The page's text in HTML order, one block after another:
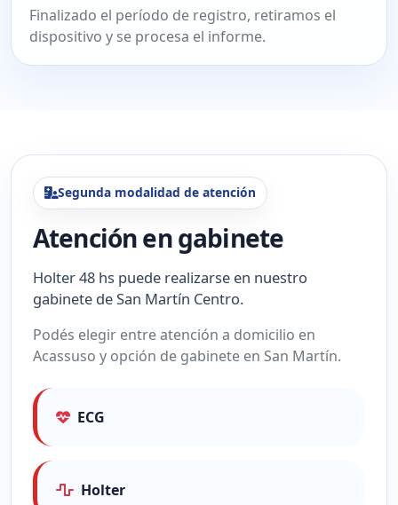
Finalizado el período de registro, retiramos el
dispositivo y se procesa el informe.
Segunda modalidad de atención
Atención en gabinete
Holter 48 hs puede realizarse en nuestro
gabinete de San Martín Centro.
Podés elegir entre atención a domicilio en
Acassuso y opción de gabinete en San Martín.
ECG
Holter